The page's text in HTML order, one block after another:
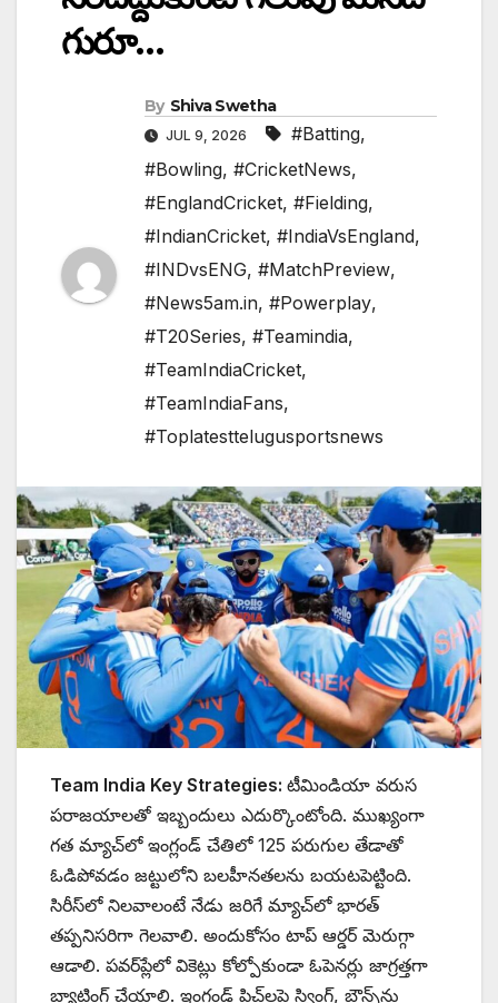
గురూ…
By Shiva Swetha
JUL 9, 2026 #Batting,
#Bowling, #CricketNews,
#EnglandCricket, #Fielding,
#IndianCricket, #IndiaVsEngland,
#INDvsENG, #MatchPreview,
#News5am.in, #Powerplay,
#T20Series, #Teamindia,
#TeamIndiaCricket,
#TeamIndiaFans,
#Toplatesttelugusportsnews
Team India Key Strategies: టీమిండియా వరుస
పరాజయాలతో ఇబ్బందులు ఎదుర్కొంటోంది. ముఖ్యంగా
గత మ్యాచ్‌లో ఇంగ్లండ్ చేతిలో 125 పరుగుల తేడాతో
ఓడిపోవడం జట్టులోని బలహీనతలను బయటపెట్టింది.
సిరీస్‌లో నిలవాలంటే నేడు జరిగే మ్యాచ్‌లో భారత్
తప్పనిసరిగా గెలవాలి. అందుకోసం టాప్ ఆర్డర్ మెరుగ్గా
ఆడాలి. పవర్‌ప్లేలో వికెట్లు కోల్పోకుండా ఓపెనర్లు జాగ్రత్తగా
బ్యాటింగ్ చేయాలి. ఇంగ్లండ్ పిచ్‌లపై స్వింగ్, బౌన్స్‌ను